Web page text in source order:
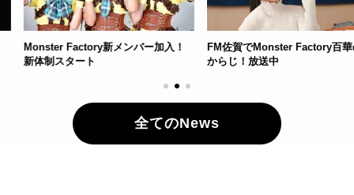
新メンバー加入！
ート
FM佐賀でMonster Factory百華のも
からじ！放送中
全てのNews